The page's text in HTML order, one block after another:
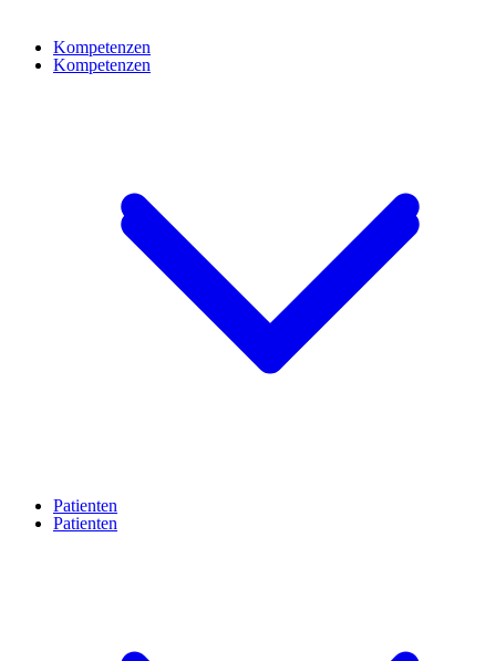
Kompetenzen
Patienten
Kompetenzen
Patienten